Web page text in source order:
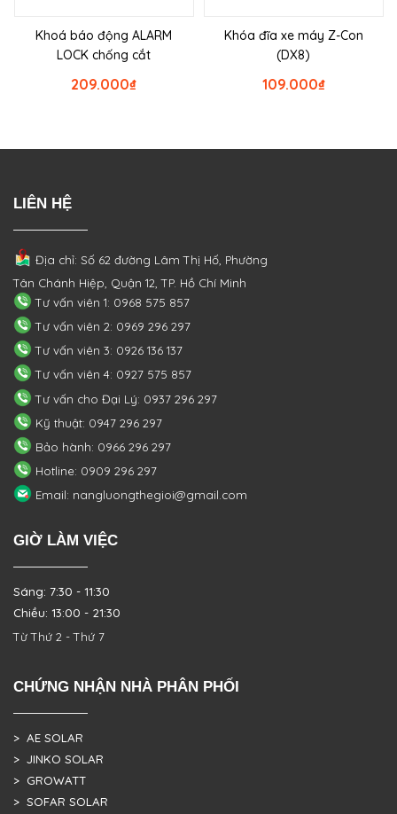
Khoá báo động ALARM
LOCK chống cắt
₫
209.000
Khóa đĩa xe máy Z-Con
(DX8)
₫
109.000
LIÊN HỆ
Địa chỉ: Số 62 đường Lâm Thị Hố, Phường
Tân Chánh Hiệp, Quận 12, TP. Hồ Chí Minh
Tư vấn viên 1: 0968 575 857
Tư vấn viên 2: 0969 296 297
Tư vấn viên 3: 0926 136 137
Tư vấn viên 4: 0927 575 857
Tư vấn cho Đại Lý: 0937 296 297
Kỹ thuật: 0947 296 297
Bảo hành: 0966 296 297
Hotline: 0909 296 297
Email: nangluongthegioi@gmail.com
GIỜ LÀM VIỆC
Sáng: 7:30 - 11:30
Chiều: 13:00 - 21:30
Từ Thứ 2 - Thứ 7
CHỨNG NHẬN NHÀ PHÂN PHỐI
> AE SOLAR
> JINKO SOLAR
> GROWATT
> SOFAR SOLAR